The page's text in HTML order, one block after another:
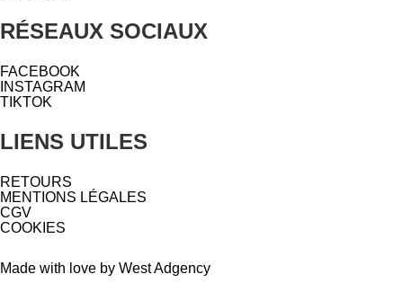
RÉSEAUX SOCIAUX
FACEBOOK
INSTAGRAM
TIKTOK
LIENS UTILES
RETOURS
MENTIONS LÉGALES
CGV
COOKIES
Made with love by West Adgency